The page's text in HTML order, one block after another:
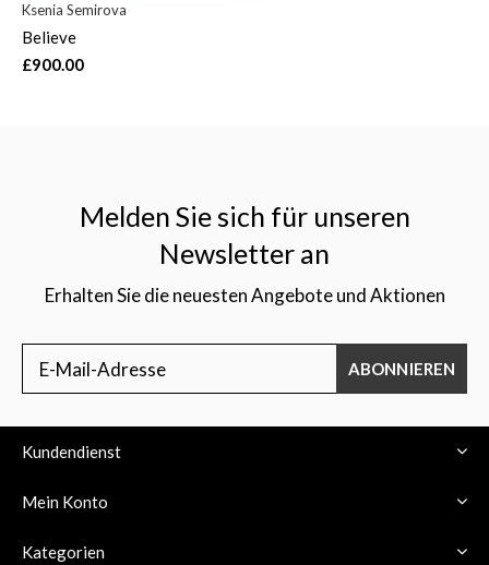
Ksenia Semirova
Believe
£900.00
Melden Sie sich für unseren
Newsletter an
Erhalten Sie die neuesten Angebote und Aktionen
ABONNIEREN
Kundendienst
Mein Konto
Kategorien